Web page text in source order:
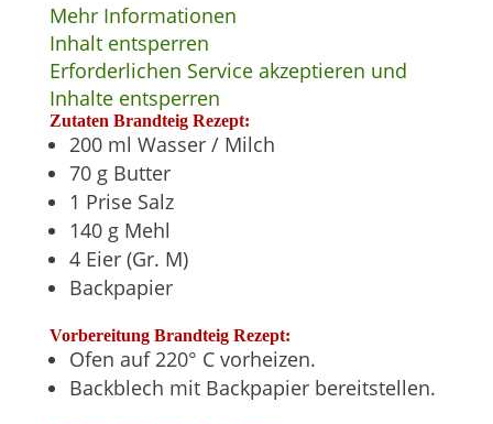
Mehr Informationen
Inhalt entsperren
Erforderlichen Service akzeptieren und
Inhalte entsperren
Zutaten Brandteig Rezept:
200 ml Wasser / Milch
70 g Butter
1 Prise Salz
140 g Mehl
4 Eier (Gr. M)
Backpapier
Vorbereitung Brandteig Rezept:
Ofen auf 220° C vorheizen.
Backblech mit Backpapier bereitstellen.